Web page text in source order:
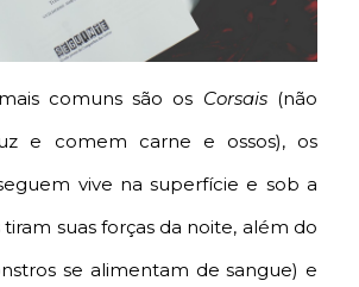
comuns são os Corsais(não
e comem carne e ossos), os
vive na superfície e sob a
tiram suas forças da noite, além do
se alimentam de sangue) e